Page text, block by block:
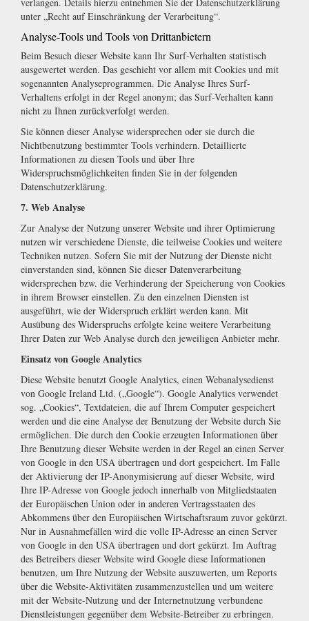
unter „Recht auf Einschränkung der Verarbeitung“.
Analyse-Tools und Tools von Drittanbietern
Beim Besuch dieser Website kann Ihr Surf-Verhalten statistisch
ausgewertet werden. Das geschieht vor allem mit Cookies und mit
sogenannten Analyseprogrammen. Die Analyse Ihres Surf-
Verhaltens erfolgt in der Regel anonym; das Surf-Verhalten kann
nicht zu Ihnen zurückverfolgt werden.
Sie können dieser Analyse widersprechen oder sie durch die
Nichtbenutzung bestimmter Tools verhindern. Detaillierte
Informationen zu diesen Tools und über Ihre
Widerspruchsmöglichkeiten finden Sie in der folgenden
Datenschutzerklärung.
7. Web Analyse
Zur Analyse der Nutzung unserer Website und ihrer Optimierung
nutzen wir verschiedene Dienste, die teilweise Cookies und weitere
Techniken nutzen. Sofern Sie mit der Nutzung der Dienste nicht
einverstanden sind, können Sie dieser Datenverarbeitung
widersprechen bzw. die Verhinderung der Speicherung von Cookies
in ihrem Browser einstellen. Zu den einzelnen Diensten ist
ausgeführt, wie der Widerspruch erklärt werden kann. Mit
Ausübung des Widerspruchs erfolgte keine weitere Verarbeitung
Ihrer Daten zur Web Analyse durch den jeweiligen Anbieter mehr.
Einsatz von Google Analytics
Diese Website benutzt Google Analytics, einen Webanalysedienst
von Google Ireland Ltd. („Google“). Google Analytics verwendet
sog. „Cookies“, Textdateien, die auf Ihrem Computer gespeichert
werden und die eine Analyse der Benutzung der Website durch Sie
ermöglichen. Die durch den Cookie erzeugten Informationen über
Ihre Benutzung dieser Website werden in der Regel an einen Server
von Google in den USA übertragen und dort gespeichert. Im Falle
der Aktivierung der IP-Anonymisierung auf dieser Website, wird
Ihre IP-Adresse von Google jedoch innerhalb von Mitgliedstaaten
der Europäischen Union oder in anderen Vertragsstaaten des
Abkommens über den Europäischen Wirtschaftsraum zuvor gekürzt.
Nur in Ausnahmefällen wird die volle IP-Adresse an einen Server
von Google in den USA übertragen und dort gekürzt. Im Auftrag
des Betreibers dieser Website wird Google diese Informationen
benutzen, um Ihre Nutzung der Website auszuwerten, um Reports
über die Website-Aktivitäten zusammenzustellen und um weitere
mit der Website-Nutzung und der Internetnutzung verbundene
Dienstleistungen gegenüber dem Website-Betreiber zu erbringen.